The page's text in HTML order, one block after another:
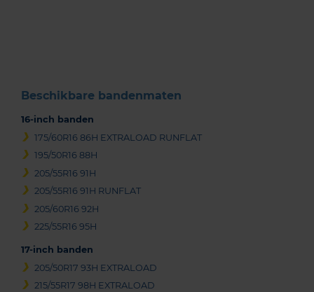
Beschikbare bandenmaten
16-inch banden
175/60R16 86H EXTRALOAD RUNFLAT
195/50R16 88H
205/55R16 91H
205/55R16 91H RUNFLAT
205/60R16 92H
225/55R16 95H
17-inch banden
205/50R17 93H EXTRALOAD
215/55R17 98H EXTRALOAD